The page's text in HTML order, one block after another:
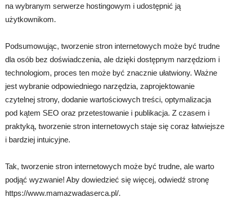
na wybranym serwerze hostingowym i udostępnić ją
użytkownikom.
Podsumowując, tworzenie stron internetowych może być trudne
dla osób bez doświadczenia, ale dzięki dostępnym narzędziom i
technologiom, proces ten może być znacznie ułatwiony. Ważne
jest wybranie odpowiedniego narzędzia, zaprojektowanie
czytelnej strony, dodanie wartościowych treści, optymalizacja
pod kątem SEO oraz przetestowanie i publikacja. Z czasem i
praktyką, tworzenie stron internetowych staje się coraz łatwiejsze
i bardziej intuicyjne.
Tak, tworzenie stron internetowych może być trudne, ale warto
podjąć wyzwanie! Aby dowiedzieć się więcej, odwiedź stronę
https://www.mamazwadaserca.pl/.